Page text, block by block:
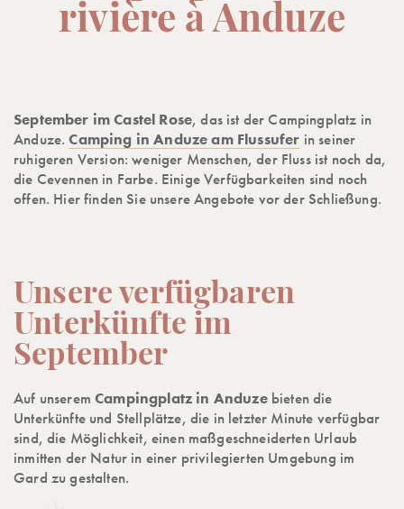
rivière à Anduze
September im Castel Rose, das ist der Campingplatz in
Anduze.Camping in Anduze am Flussufer in seiner
ruhigeren Version: weniger Menschen, der Fluss ist noch da,
die Cevennen in Farbe. Einige Verfügbarkeiten sind noch
offen. Hier finden Sie unsere Angebote vor der Schließung.
Unsere verfügbaren
Unterkünfte im
September
Auf unseremCampingplatz in Anduzebieten die
Unterkünfte und Stellplätze, die in letzter Minute verfügbar
sind, die Möglichkeit, einen maßgeschneiderten Urlaub
inmitten der Natur in einer privilegierten Umgebung im
Gard zu gestalten.